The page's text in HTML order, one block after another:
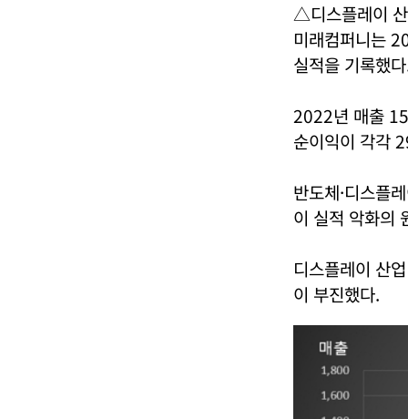
△디스플레이
미래컴퍼니는
실적을 기록했
2022년 매출
순이익이 각각
반도체·디스플
이 실적 악화의
디스플레이 산
이 부진했다.